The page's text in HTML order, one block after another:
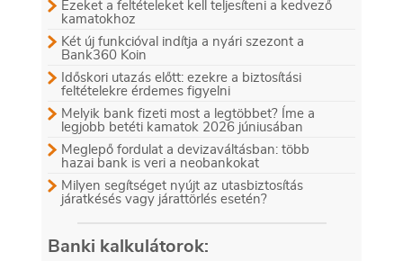
Ezeket a feltételeket kell teljesíteni a kedvező
kamatokhoz
Két új funkcióval indítja a nyári szezont a
Bank360 Koin
Időskori utazás előtt: ezekre a biztosítási
feltételekre érdemes figyelni
Melyik bank fizeti most a legtöbbet? Íme a
legjobb betéti kamatok 2026 júniusában
Meglepő fordulat a devizaváltásban: több
hazai bank is veri a neobankokat
Milyen segítséget nyújt az utasbiztosítás
járatkésés vagy járattörlés esetén?
Banki kalkulátorok: